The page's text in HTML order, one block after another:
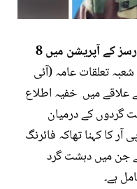
جنوبی وزیرستان میں سکیورٹی فورسز کے آپریشن میں 8
تعلقات عامہ (آئی
میں خفیہ اطلاع
گردوں کے درمیان
آر کا کہنا تھاکہ فائرنگ
گئے جن میں دہشت گرد
ہے۔